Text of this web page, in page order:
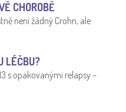
CHOROBĚ
není žádný Crohn, ale
LÉČBU?
s opakovanými relapsy –